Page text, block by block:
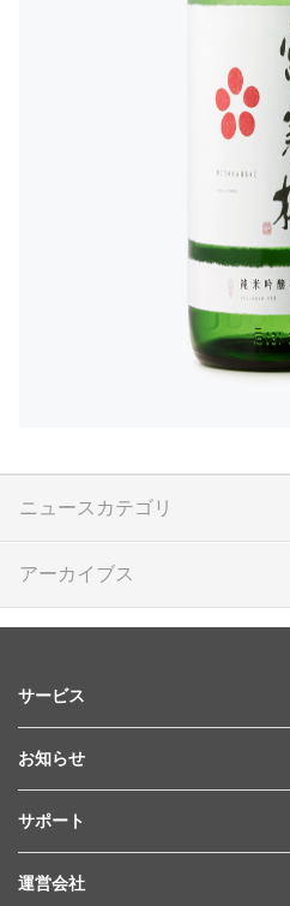
ニュースカテゴリ
アーカイブス
サービス
お知らせ
サポート
運営会社